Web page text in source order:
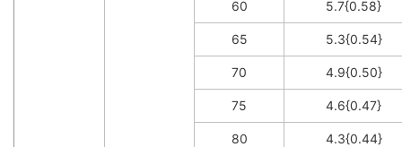
60 5.7{0.58}
65 5.3{0.54}
70 4.9{0.50}
75 4.6{0.47}
80 4.3{0.44}